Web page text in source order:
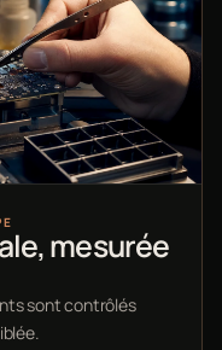
mesurée
sont contrôlés